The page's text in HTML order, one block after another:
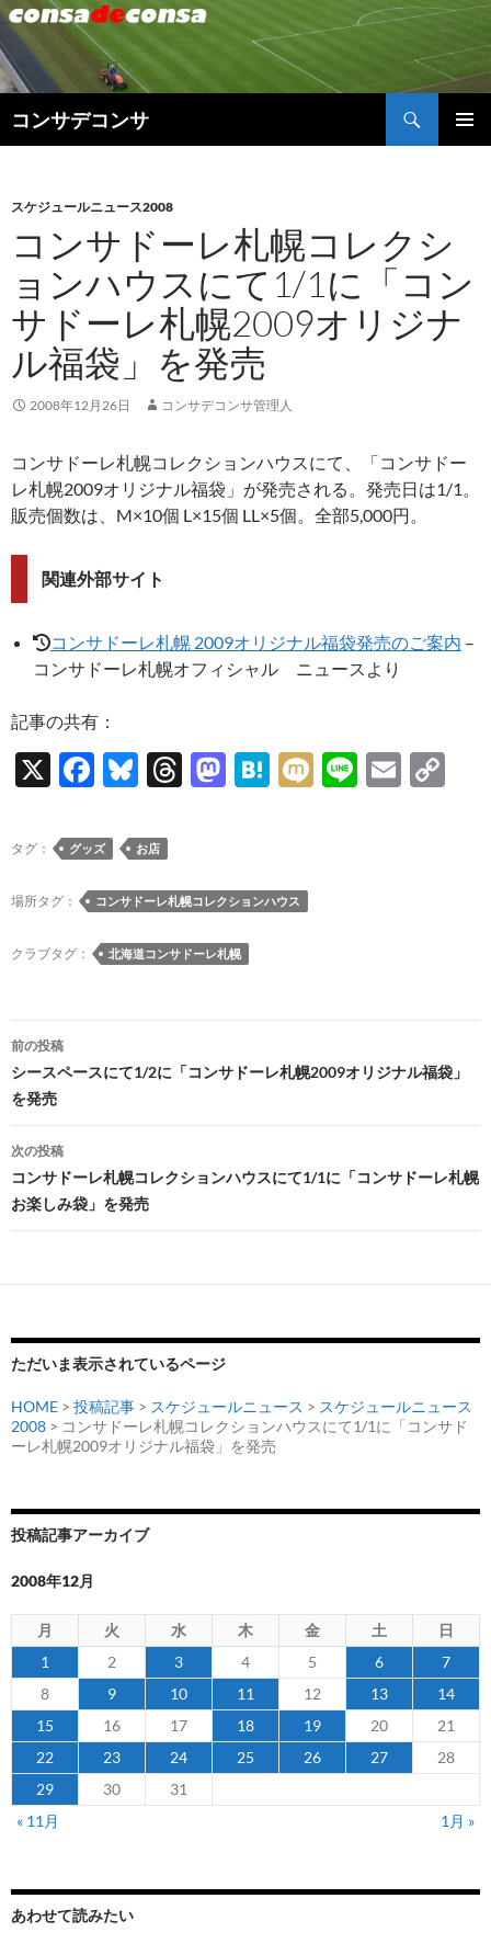
コンサデコンサ
索
ン
へ
ス
キ
ッ
プ
スケジュールニュース2008
コンサドーレ札幌コレクシ
ョンハウスにて1/1に「コン
サドーレ札幌2009オリジナ
ル福袋」を発売
2008年12月26日 コンサデコンサ管理人
コンサドーレ札幌コレクションハウスにて、「コンサドー
レ札幌2009オリジナル福袋」が発売される。発売日は1/1。
販売個数は、M×10個 L×15個 LL×5個。全部5,000円。
関連外部サイト
コンサドーレ札幌 2009オリジナル福袋発売のご案内 –
コンサドーレ札幌オフィシャル ニュースより
記事の共有：
X
F
e
b
o
o
k
Bl
es
k
y
T
ds
M
o
n
H
a
M Li
E
タグ： グッズ お店
場所タグ： コンサドーレ札幌コレクションハウス
クラブタグ： 北海道コンサドーレ札幌
投
稿
ナ
ビ
ゲ
ー
ン
前の投稿
シースペースにて1/2に「コンサドーレ札幌2009オリジナル福袋」
を発売
次の投稿
コンサドーレ札幌コレクションハウスにて1/1に「コンサドーレ札幌
お楽しみ袋」を発売
ただいま表示されているページ
HOME > 投稿記事 > スケジュールニュース > スケジュールニュース
2008 > コンサドーレ札幌コレクションハウスにて1/1に「コンサド
ーレ札幌2009オリジナル福袋」を発売
投稿記事アーカイブ
2008年12月
月 火 水 木 金 土
日
1
2 3 4 5 6
7
8
9 10 11 12 13
14
15
16 17 18 19 20
21
22
23 24 25 26 27
28
29
30
31
« 11月
1月 »
あわせて読みたい